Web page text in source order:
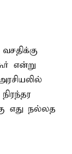
என்று
எது நல்லத